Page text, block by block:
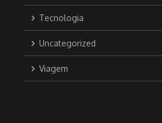
Tecnologia
Uncategorized
Viagem